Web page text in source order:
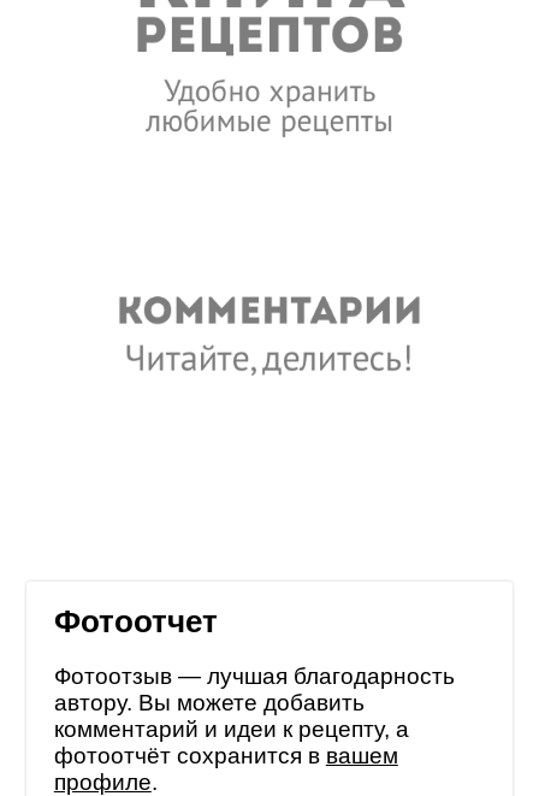
Фотоотчет
Фотоотзыв — лучшая благодарность
автору. Вы можете добавить
комментарий и идеи к рецепту, а
фотоотчёт сохранится в вашем
профиле.